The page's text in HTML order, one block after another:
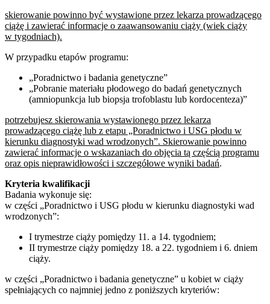
skierowanie powinno być wystawione przez lekarza prowadzącego
ciążę i zawierać informacje o zaawansowaniu ciąży (wiek ciąży
w tygodniach).
W przypadku etapów programu:
„Poradnictwo i badania genetyczne”
„Pobranie materiału płodowego do badań genetycznych
(amniopunkcja lub biopsja trofoblastu lub kordocenteza)”
potrzebujesz skierowania wystawionego przez lekarza
prowadzącego ciążę lub z etapu „Poradnictwo i USG płodu w
kierunku diagnostyki wad wrodzonych”. Skierowanie powinno
zawierać informacje o wskazaniach do objęcia tą częścią programu
oraz opis nieprawidłowości i szczegółowe wyniki badań.
Kryteria kwalifikacji
Badania wykonuje się:
w części „Poradnictwo i USG płodu w kierunku diagnostyki wad
wrodzonych”:
I trymestrze ciąży pomiędzy 11. a 14. tygodniem;
II trymestrze ciąży pomiędzy 18. a 22. tygodniem i 6. dniem
ciąży.
w części „Poradnictwo i badania genetyczne” u kobiet w ciąży
spełniających co najmniej jedno z poniższych kryteriów: